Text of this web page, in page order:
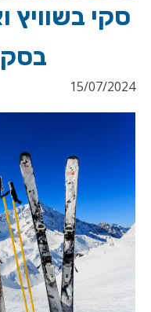
15/07/2024